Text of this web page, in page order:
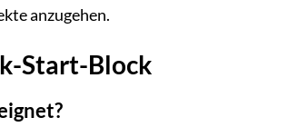
anzugehen.
Start-Block